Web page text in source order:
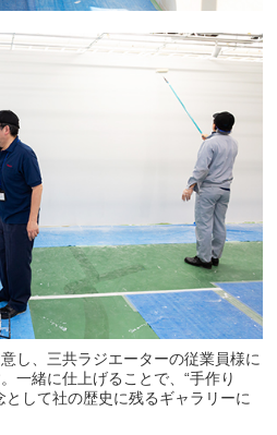
し、三共ラジエーターの従業員様に
一緒に仕上げることで、“手作り
して社の歴史に残るギャラリーに